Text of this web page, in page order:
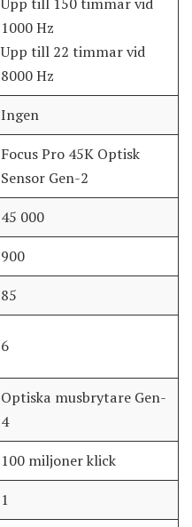
1000 Hz
Upp till 22 timmar vid
8000 Hz
Ingen
Focus Pro 45K Optisk
Sensor Gen-2
45 000
900
85
6
Optiska musbrytare Gen-
4
100 miljoner klick
1